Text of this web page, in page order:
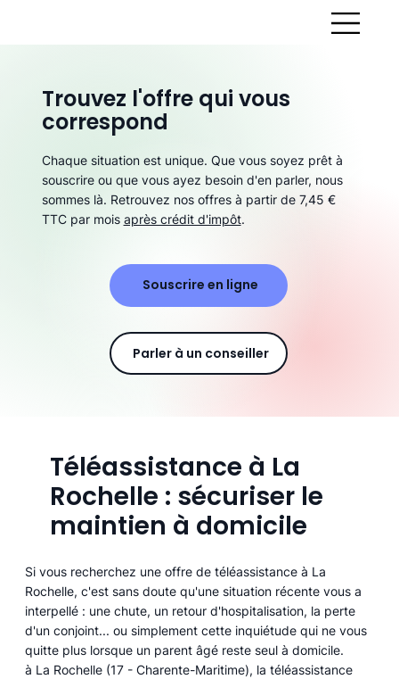
Téléassistance à La
Rochelle : sécuriser le
maintien à domicile
Si vous recherchez une offre de téléassistance à La
Rochelle, c'est sans doute qu'une situation récente vous a
interpellé : une chute, un retour d'hospitalisation, la perte
d'un conjoint... ou simplement cette inquiétude qui ne vous
quitte plus lorsque un parent âgé reste seul à domicile.
à La Rochelle (17 - Charente-Maritime), la téléassistance
Trouvez l'offre qui vous
correspond
Chaque situation est unique. Que vous soyez prêt à
souscrire ou que vous ayez besoin d'en parler, nous
sommes là. Retrouvez nos offres à partir de 7,45 €
TTC par mois après crédit d'impôt.
Souscrire en ligne
Parler à un conseiller